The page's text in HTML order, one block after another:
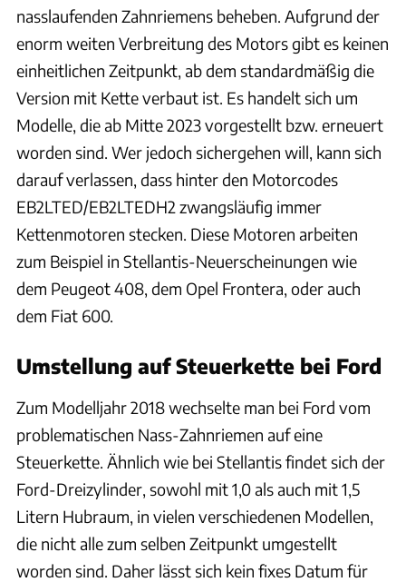
nasslaufenden Zahnriemens beheben. Aufgrund der
enorm weiten Verbreitung des Motors gibt es keinen
einheitlichen Zeitpunkt, ab dem standardmäßig die
Version mit Kette verbaut ist. Es handelt sich um
Modelle, die ab Mitte 2023 vorgestellt bzw. erneuert
worden sind. Wer jedoch sichergehen will, kann sich
darauf verlassen, dass hinter den Motorcodes
EB2LTED/EB2LTEDH2 zwangsläufig immer
Kettenmotoren stecken. Diese Motoren arbeiten
zum Beispiel in Stellantis-Neuerscheinungen wie
dem Peugeot 408, dem Opel Frontera, oder auch
dem Fiat 600.
Umstellung auf Steuerkette bei Ford
Zum Modelljahr 2018 wechselte man bei Ford vom
problematischen Nass-Zahnriemen auf eine
Steuerkette. Ähnlich wie bei Stellantis findet sich der
Ford-Dreizylinder, sowohl mit 1,0 als auch mit 1,5
Litern Hubraum, in vielen verschiedenen Modellen,
die nicht alle zum selben Zeitpunkt umgestellt
worden sind. Daher lässt sich kein fixes Datum für